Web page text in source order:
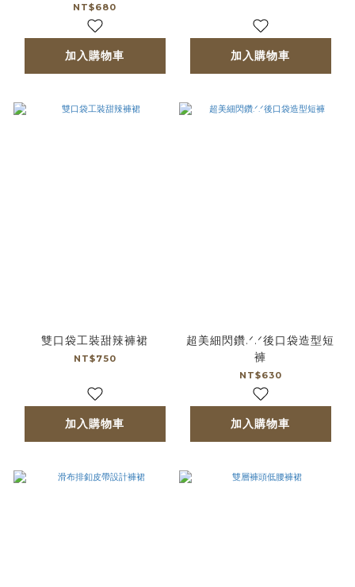
NT$680
加入購物車 加入購物車
雙口袋工裝甜辣褲裙
NT$750
加入購物車
超美細閃鑽.ᐟ.ᐟ後口袋造型短
褲
NT$630
加入購物車